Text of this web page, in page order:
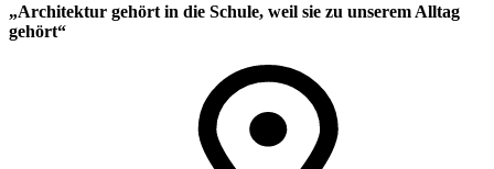
„Architektur gehört in die Schule, weil sie zu unserem Alltag
gehört“